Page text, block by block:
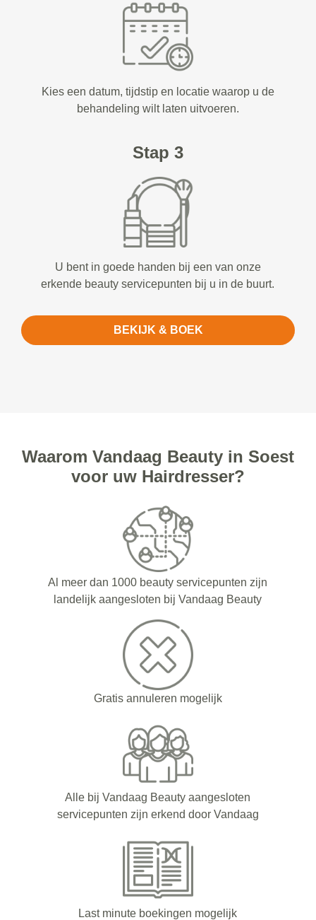
Kies een datum, tijdstip en locatie waarop u de
behandeling wilt laten uitvoeren.
Stap 3
U bent in goede handen bij een van onze
erkende beauty servicepunten bij u in de buurt.
BEKIJK & BOEK
Waarom Vandaag Beauty in Soest
voor uw Hairdresser?
Al meer dan 1000 beauty servicepunten zijn
landelijk aangesloten bij Vandaag Beauty
Gratis annuleren mogelijk
Alle bij Vandaag Beauty aangesloten
servicepunten zijn erkend door Vandaag
Last minute boekingen mogelijk